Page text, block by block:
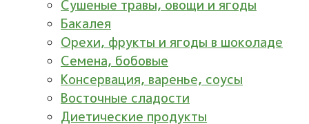
Сушеные травы, овощи и ягоды
Бакалея
Орехи, фрукты и ягоды в шоколаде
Семена, бобовые
Консервация, варенье, соусы
Восточные сладости
Диетические продукты